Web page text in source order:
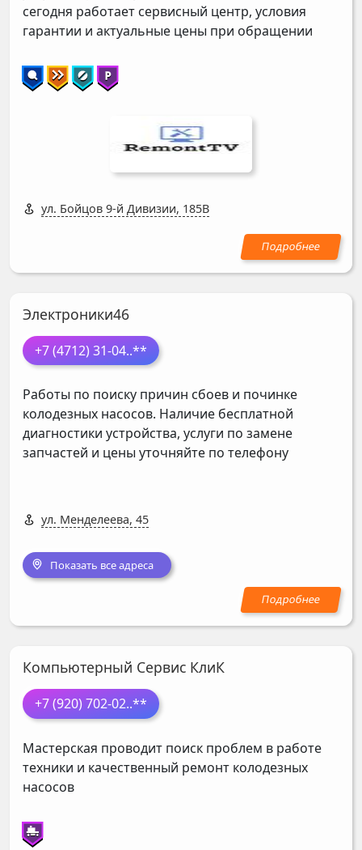
сегодня работает сервисный центр, условия
гарантии и актуальные цены при обращении
ул. Бойцов 9-й Дивизии, 185В
Электроники46
+7 (4712) 31-04..**
Работы по поиску причин сбоев и починке
колодезных насосов. Наличие бесплатной
диагностики устройства, услуги по замене
запчастей и цены уточняйте по телефону
ул. Менделеева, 45
Показать все адреса
Компьютерный Сервис КлиК
+7 (920) 702-02..**
Мастерская проводит поиск проблем в работе
техники и качественный ремонт колодезных
насосов